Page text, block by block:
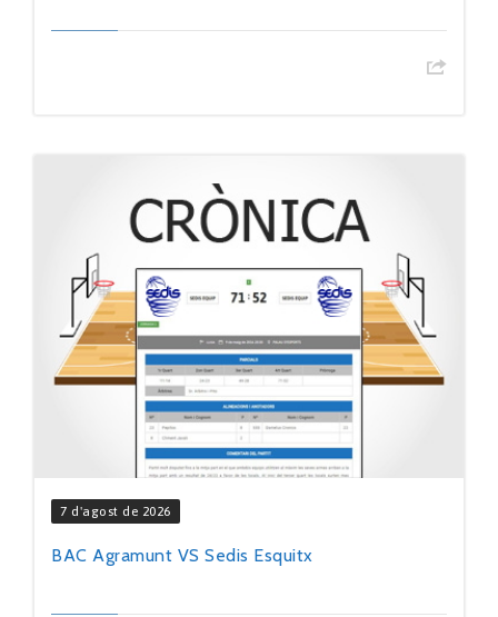
7 d'agost de 2026
BAC Agramunt VS Sedis Esquitx